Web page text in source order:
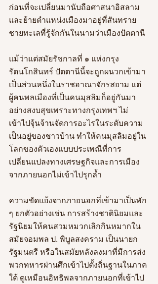
ก่อนที่จะเปลี่ยนมานับถือศาสนาอิสลาม
และย้ายตำแหน่งเมืองมาอยู่ที่สันทราย
ชายทะเลที่รู้จักกันในนามว่าเมืองปัตตานี
แม้ว่าแต่สมัยรัชกาลที่ ๑ แห่งกรุง
รัตนโกสินทร์ ปัตตานีนี้จะถูกผนวกเข้ามา
เป็นส่วนหนึ่งในราชอาณาจักรสยาม แต่
ผู้คนพลเมืองที่เป็นคนมุสลิมก็อยู่กันมา
อย่างสงบสุขเพราะทางกรุงเทพฯ ไม่
เข้าไปจุ้นจ้านจัดการอะไรในระดับความ
เป็นอยู่ของชาวบ้าน ทำให้คนมุสลิมอยู่ใน
โลกของตัวเองแบบประเพณีที่การ
เปลี่ยนแปลงทางเศรษฐกิจและการเมือง
จากภายนอกไม่เข้าไปรุกล้ำ
ความขัดแย้งจากภายนอกที่เข้ามาเป็นพัก
ๆ ยกตัวอย่างเช่น การสร้างชาตินิยมและ
รัฐนิยมให้คนสวมหมวกเลิกกินหมากใน
สมัยจอมพล ป. พิบูลสงคราม เป็นนายก
รัฐมนตรี หรือในสมัยหลังลงมาที่มีการส่ง
พวกทหารผ่านศึกเข้าไปตั้งถิ่นฐานในภาค
ใต้ ดูเหมือนอิทธิพลจากภายนอกที่เข้าไป